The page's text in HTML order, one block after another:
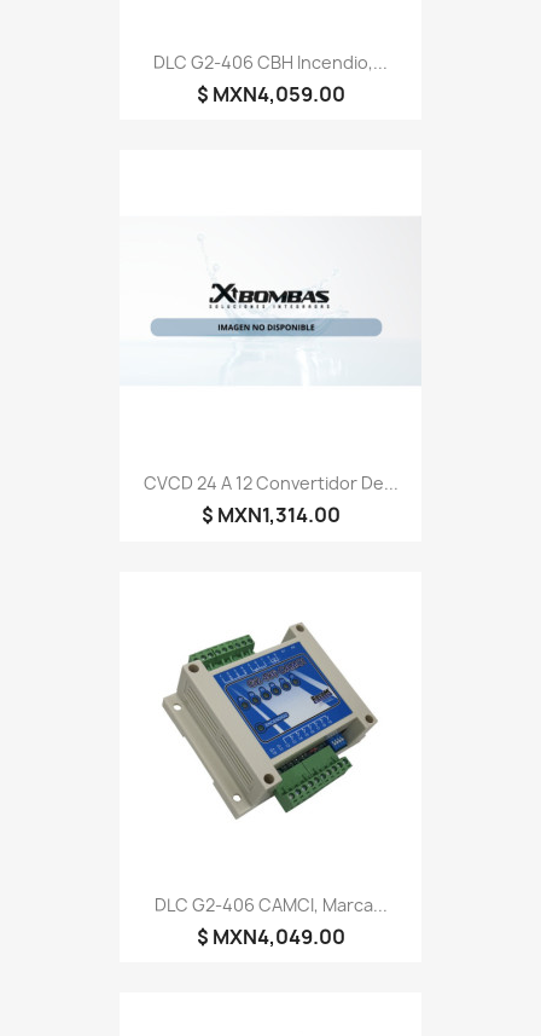
DLC G2-406 CBH Incendio,...
$ MXN4,059.00
CVCD 24 A 12 Convertidor De...
$ MXN1,314.00
DLC G2-406 CAMCI, Marca...
$ MXN4,049.00